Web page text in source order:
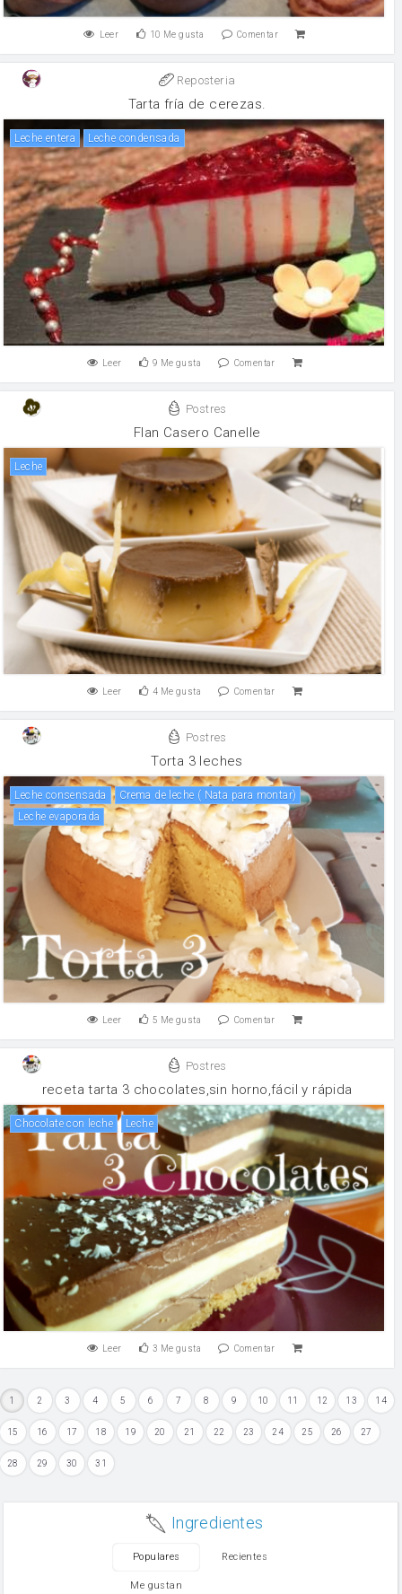
Leer 10 Me gusta Comentar
Reposteria
Tarta fría de cerezas.
leche entera leche condensada
Leer 9 Me gusta Comentar
Postres
Flan Casero Canelle
leche
Leer 4 Me gusta Comentar
Postres
Torta 3 leches
leche consensada
Crema de leche ( Nata para montar)
leche evaporada
Leer 5 Me gusta Comentar
Postres
receta tarta 3 chocolates,sin horno,fácil y rápida
Chocolate con leche leche
Leer 3 Me gusta Comentar
1 2 3 4 5 6 7 8 9 10 11 12 13 14
15 16 17 18 19 20 21 22 23 24 25 26 27
28 29 30 31
Ingredientes
Populares Recientes
Me gustan